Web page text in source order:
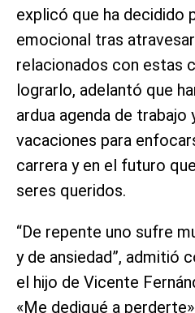
explicó que ha decidido
emocional tras
relacionados con estas
lograrlo, adelantó que
ardua agenda de trabajo
vacaciones para
carrera y en el futuro
seres queridos.
“De repente uno sufre
y de ansiedad”, admitió
el hijo de Vicente
«Me dediqué a